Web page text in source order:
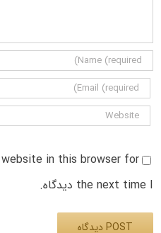
website in this browser for
the next time I دیدگاه.